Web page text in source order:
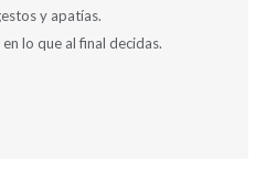
y apatías.
lo que al final decidas.